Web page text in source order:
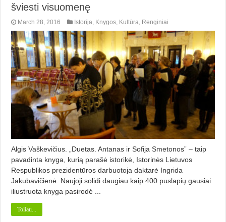
šviesti visuomenę
March 28, 2016 Istorija Knygos Kultūra Renginiai
Algis Vaškevičius. „Duetas. Antanas ir Sofija Smetonos” – taip
pavadinta knyga, kurią parašė istorikė, Istorinės Lietuvos
Respublikos prezidentūros darbuotoja daktarė Ingrida
Jakubavičienė. Naujoji solidi daugiau kaip 400 puslapių gausiai
iliustruota knyga pasirodė ...
Toliau...